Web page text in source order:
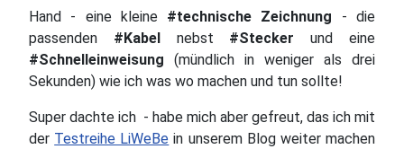
Hand - eine kleine #technische Zeichnung - die
passenden #Kabelnebst #Stecker und eine
#Schnelleinweisung (mündlich in weniger als drei
Sekunden) wie ich was wo machen und tun sollte!
Super dachte ich - habe mich aber gefreut, das ich mit
der Testreihe LiWeBe in unserem Blog weiter machen